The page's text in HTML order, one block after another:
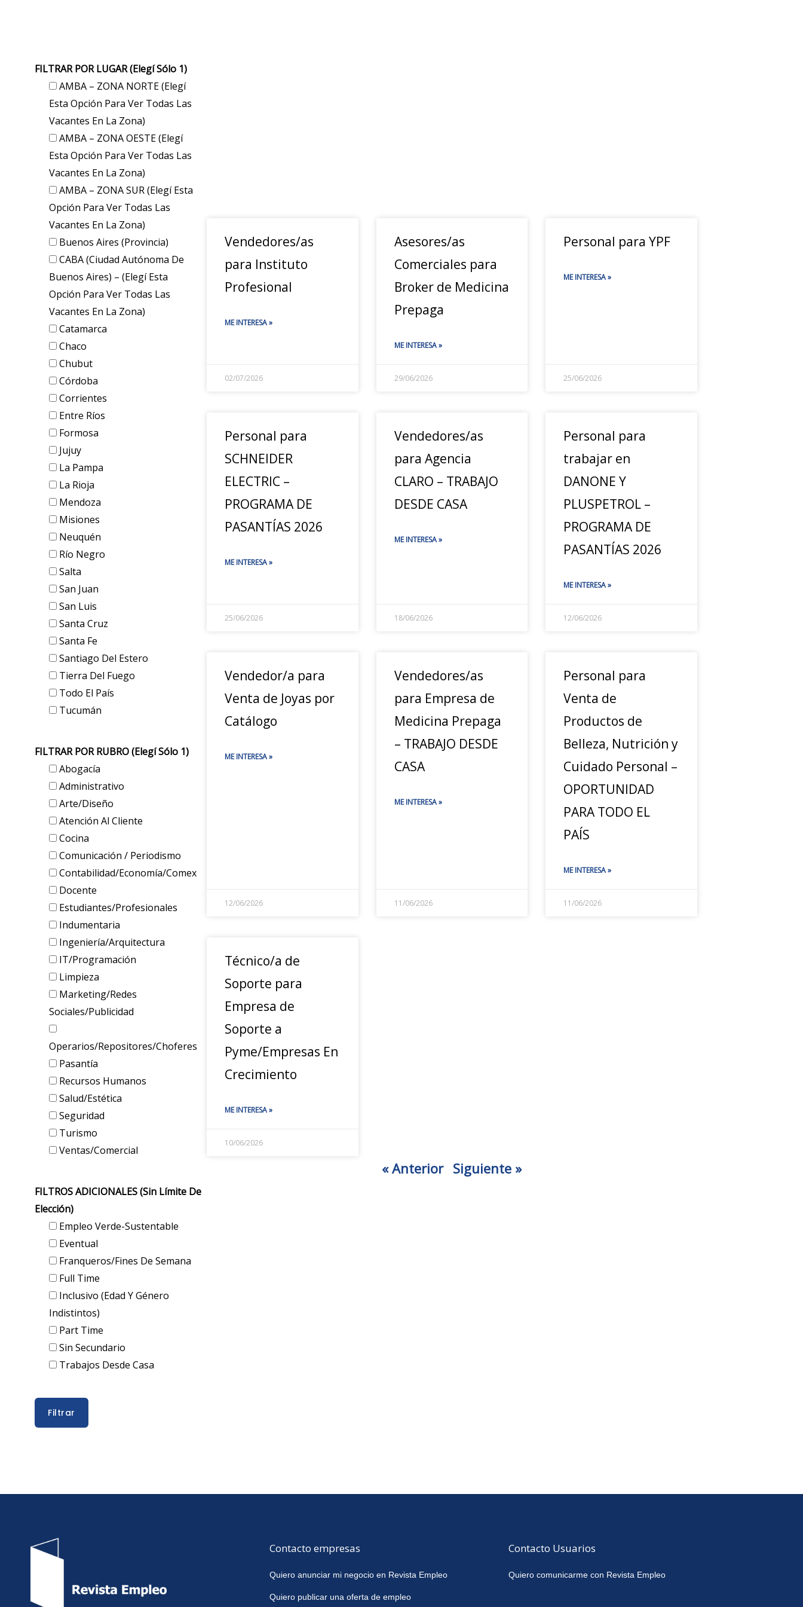
FILTRAR POR LUGAR (elegí Sólo 1)
AMBA – ZONA NORTE (elegí
Esta Opción Para Ver Todas Las
Vacantes En La Zona)
AMBA – ZONA OESTE (elegí
Esta Opción Para Ver Todas Las
Vacantes En La Zona)
AMBA – ZONA SUR (elegí Esta
Opción Para Ver Todas Las
Vacantes En La Zona)
Buenos Aires (provincia)
CABA (Ciudad Autónoma De
Buenos Aires) – (elegí Esta
Opción Para Ver Todas Las
Vacantes En La Zona)
Catamarca
Chaco
Chubut
Córdoba
Corrientes
Entre Ríos
Formosa
Jujuy
La Pampa
La Rioja
Mendoza
Misiones
Neuquén
Río Negro
Salta
San Juan
San Luis
Santa Cruz
Santa Fe
Santiago Del Estero
Tierra Del Fuego
Todo El País
Tucumán
FILTRAR POR RUBRO (elegí Sólo 1)
Abogacía
Administrativo
Arte/Diseño
Atención Al Cliente
Cocina
Comunicación / Periodismo
Contabilidad/Economía/Comex
Docente
Estudiantes/Profesionales
Indumentaria
Ingeniería/Arquitectura
IT/Programación
Limpieza
Marketing/Redes
Sociales/Publicidad
Operarios/Repositores/Choferes
Pasantía
Recursos Humanos
Salud/Estética
Seguridad
Turismo
Ventas/Comercial
FILTROS ADICIONALES (sin Límite De
Elección)
Empleo Verde-Sustentable
Eventual
Franqueros/Fines De Semana
Full Time
Inclusivo (edad Y Género
Indistintos)
Part Time
Sin Secundario
Trabajos Desde Casa
Vendedores/as
para Instituto
Profesional
ME INTERESA »
02/07/2026
Asesores/as
Comerciales para
Broker de Medicina
Prepaga
ME INTERESA »
29/06/2026
Personal para YPF
ME INTERESA »
25/06/2026
Personal para
SCHNEIDER
ELECTRIC –
PROGRAMA DE
PASANTÍAS 2026
ME INTERESA »
25/06/2026
Vendedores/as
para Agencia
CLARO – TRABAJO
DESDE CASA
ME INTERESA »
18/06/2026
Personal para
trabajar en
DANONE Y
PLUSPETROL –
PROGRAMA DE
PASANTÍAS 2026
ME INTERESA »
12/06/2026
Vendedor/a para
Venta de Joyas por
Catálogo
ME INTERESA »
12/06/2026
Vendedores/as
para Empresa de
Medicina Prepaga
– TRABAJO DESDE
CASA
ME INTERESA »
11/06/2026
Personal para
Venta de
Productos de
Belleza, Nutrición y
Cuidado Personal –
OPORTUNIDAD
PARA TODO EL
PAÍS
ME INTERESA »
11/06/2026
Técnico/a de
Soporte para
Empresa de
Soporte a
Pyme/Empresas En
Crecimiento
ME INTERESA »
10/06/2026
« Anterior Siguiente »
Contacto empresas
Quiero anunciar mi negocio en Revista Empleo
Quiero publicar una oferta de empleo
Contacto Usuarios
Quiero comunicarme con Revista Empleo